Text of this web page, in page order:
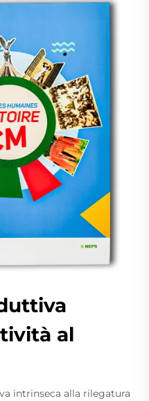
al
intrinseca alla rilegatura